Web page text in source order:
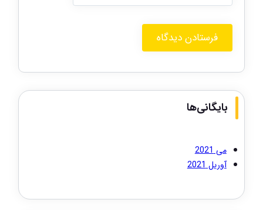
بایگانی‌ها
می 2021
آوریل 2021